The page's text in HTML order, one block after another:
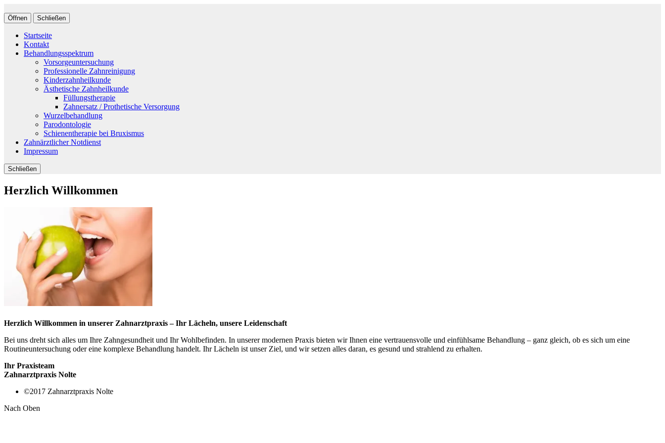
Öffnen Schließen
Startseite
Kontakt
Behandlungsspektrum
Vorsorgeuntersuchung
Professionelle Zahnreinigung
Kinderzahnheilkunde
Ästhetische Zahnheilkunde
Füllungstherapie
Zahnersatz / Prothetische Versorgung
Wurzelbehandlung
Parodontologie
Schienentherapie bei Bruxismus
Zahnärztlicher Notdienst
Impressum
Schließen
Herzlich Willkommen
Herzlich Willkommen in unserer Zahnarztpraxis – Ihr Lächeln, unsere Leidenschaft
Bei uns dreht sich alles um Ihre Zahngesundheit und Ihr Wohlbefinden. In unserer modernen Praxis bieten wir Ihnen eine vertrauensvolle und einfühlsame Behandlung – ganz gleich, ob es sich um eine
Routineuntersuchung oder eine komplexe Behandlung handelt. Ihr Lächeln ist unser Ziel, und wir setzen alles daran, es gesund und strahlend zu erhalten.
Ihr Praxisteam
Zahnarztpraxis Nolte
©2017 Zahnarztpraxis Nolte
Nach Oben